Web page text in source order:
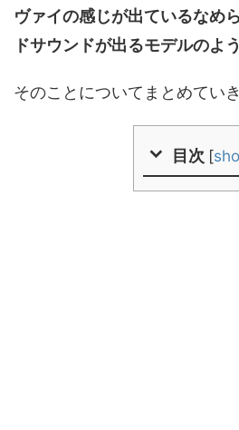
ヴァイの感じが出ているなめ
ドサウンドが出るモデルのよう
そのことについてまとめてい
目次 [